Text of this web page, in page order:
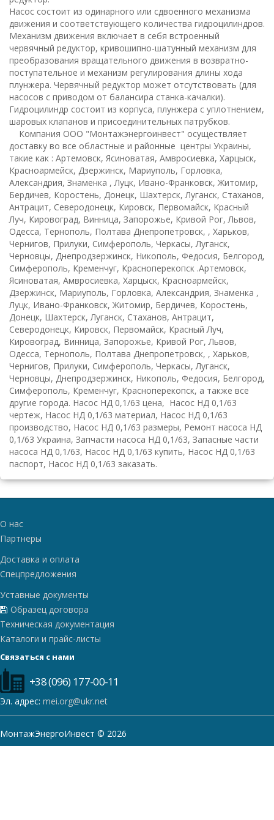
Насос состоит из одинарного или сдвоенного механизма
движения и соответствующего количества гидроцилиндров.
Механизм движения включает в себя встроенный
червячный редуктор, кривошипно-шатунный механизм для
преобразования вращательного движения в возвратно-
поступательное и механизм регулирования длины хода
плунжера. Червячный редуктор может отсутствовать (для
насосов с приводом от балансира станка-качалки).
Гидроцилиндр состоит из корпуса, плунжера с уплотнением,
шаровых клапанов и присоединительных патрубков.
Компания ООО "Монтажэнергоинвест" осуществляет
доставку во все областные и районные центры Украины,
такие как : Артемовск, Ясиноватая, Амвросиевка, Харцыск,
Красноармейск, Дзержинск, Мариуполь, Горловка,
Александрия, Знаменка , Луцк, Ивано-Франковск, Житомир,
Бердичев, Коростень, Донецк, Шахтерск, Луганск, Стаханов,
Антрацит, Северодонецк, Кировск, Первомайск, Красный
Луч, Кировоград, Винница, Запорожье, Кривой Рог, Львов,
Одесса, Тернополь, Полтава Днепропетровск, , Харьков,
Чернигов, Прилуки, Симферополь, Черкасы, Луганск,
Черновцы, Днепродзержинск, Никополь, Федосия, Белгород,
Симферополь, Кременчуг, Красноперекопск .Артемовск,
Ясиноватая, Амвросиевка, Харцыск, Красноармейск,
Дзержинск, Мариуполь, Горловка, Александрия, Знаменка ,
Луцк, Ивано-Франковск, Житомир, Бердичев, Коростень,
Донецк, Шахтерск, Луганск, Стаханов, Антрацит,
Северодонецк, Кировск, Первомайск, Красный Луч,
Кировоград, Винница, Запорожье, Кривой Рог, Львов,
Одесса, Тернополь, Полтава Днепропетровск, , Харьков,
Чернигов, Прилуки, Симферополь, Черкасы, Луганск,
Черновцы, Днепродзержинск, Никополь, Федосия, Белгород,
Симферополь, Кременчуг, Красноперекопск, а также все
другие города. Насос НД 0,1/63 цена, Насос НД 0,1/63
чертеж, Насос НД 0,1/63 материал, Насос НД 0,1/63
производство, Насос НД 0,1/63 размеры, Ремонт насоса НД
0,1/63 Украина, Запчасти насоса НД 0,1/63, Запасные части
насоса НД 0,1/63, Насос НД 0,1/63 купить, Насос НД 0,1/63
паспорт, Насос НД 0,1/63 заказать.
О нас
Партнеры
Доставка и оплата
Спецпредложения
Уставные документы
Образец договора
Техническая документация
Каталоги и прайс-листы
Связаться с нами
+38 (096) 177-00-11
Эл. адрес: mei.org@ukr.net
МонтажЭнергоИнвест © 2026